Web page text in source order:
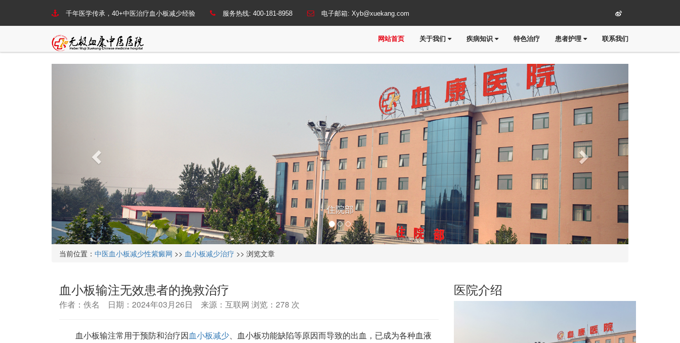
千年医学传承，40+中医治疗血小板减少经验 服务热线: 400-181-8958 电子邮箱: Xyb@xuekang.com
网站首页 关于我们 疾病知识 特色治疗 患者护理 联系我们
住院部
当前位置： 中医血小板减少性紫癜网 >> 血小板减少治疗 >> 浏览文章
血小板输注无效患者的挽救治疗
作者：佚名 日期：2024年03月26日 来源：互联网 浏览： 278 次
血小板输注常用于预防和治疗因 血小板减少 、血小板功能缺陷等原因而导致的出血，已成为各种血液
医院介绍